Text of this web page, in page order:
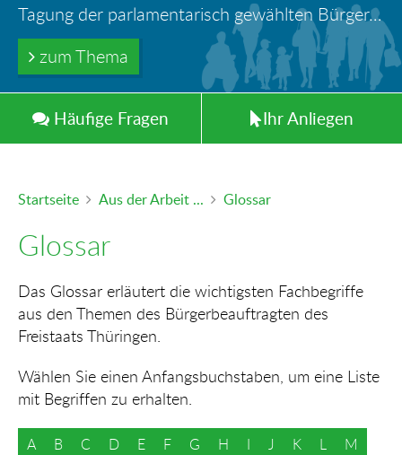
Tagung der parlamentarisch gewählten Bürger-und Polizeibeauftragten der Länder in Berlin
zum Thema
Information: Die Wohngeldstelle darf Nachweise über Bemühungen zur Aufnahme einer Erwerbstätigkeit fordern
zum Thema
Türöffnung durch Feuerwehr – wer haftet für die Folgen?
zum Thema
Trinkwasserleitungen aus Blei - gefährlich und inzwischen auch verboten!
zum Thema
Ihr Anliegen in guten Händen
zum Thema
Häufige Fragen IhrAnliegen
Startseite Aus der Arbeit ... Glossar
Glossar
Das Glossar erläutert die wichtigsten Fachbegriffe
aus den Themen des Bürgerbeauftragten des
Freistaats Thüringen.
Wählen Sie einen Anfangsbuchstaben, um eine Liste
mit Begriffen zu erhalten.
A B C D E F G H I J K L
M